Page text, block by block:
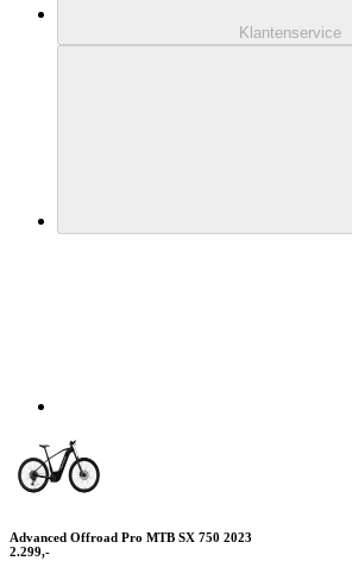
Klantenservice
Advanced Offroad Pro MTB SX 750 2023
2.299,-